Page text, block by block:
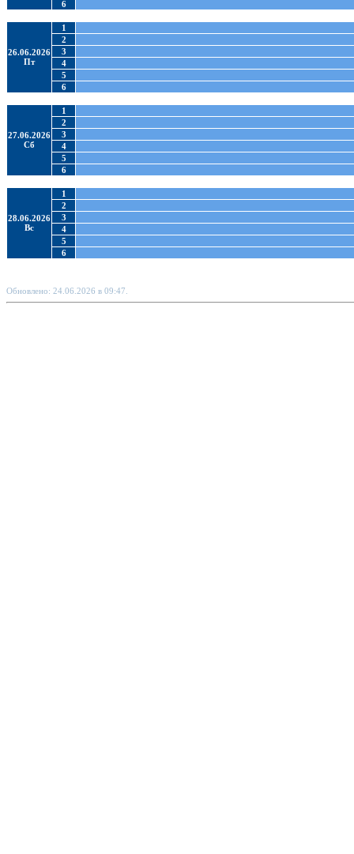
6
26.06.2026
Пт
1
2
3
4
5
6
27.06.2026
Сб
1
2
3
4
5
6
28.06.2026
Вс
1
2
3
4
5
6
Обновлено: 24.06.2026 в 09:47.